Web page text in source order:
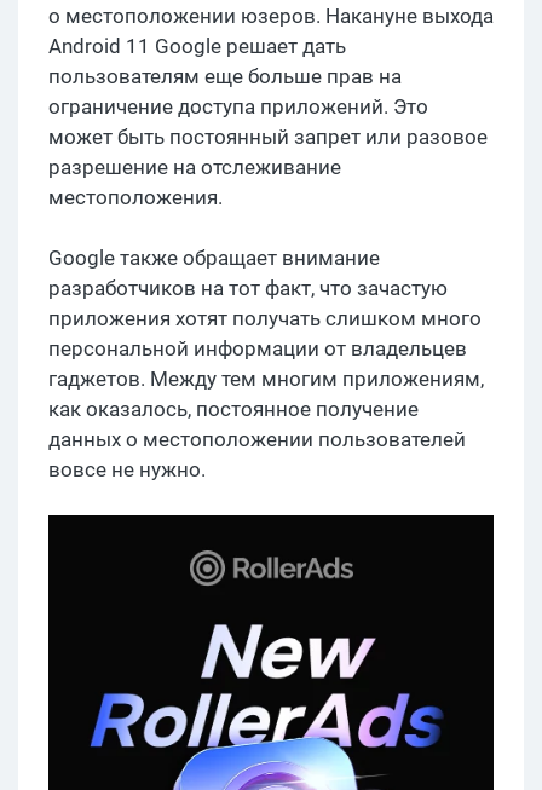
о местоположении юзеров. Накануне выхода
Android 11 Google решает дать
пользователям еще больше прав на
ограничение доступа приложений. Это
может быть постоянный запрет или разовое
разрешение на отслеживание
местоположения.
Google также обращает внимание
разработчиков на тот факт, что зачастую
приложения хотят получать слишком много
персональной информации от владельцев
гаджетов. Между тем многим приложениям,
как оказалось, постоянное получение
данных о местоположении пользователей
вовсе не нужно.